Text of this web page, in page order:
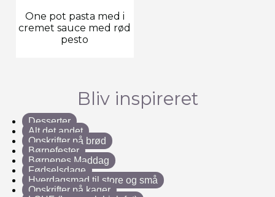
One pot pasta med i
cremet sauce med rød
pesto
Bliv inspireret
Desserter
Alt det andet
Opskrifter på brød
Børnefester
Børnenes Maddag
Fødselsdage
Hverdagsmad til store og små
Opskrifter på kager